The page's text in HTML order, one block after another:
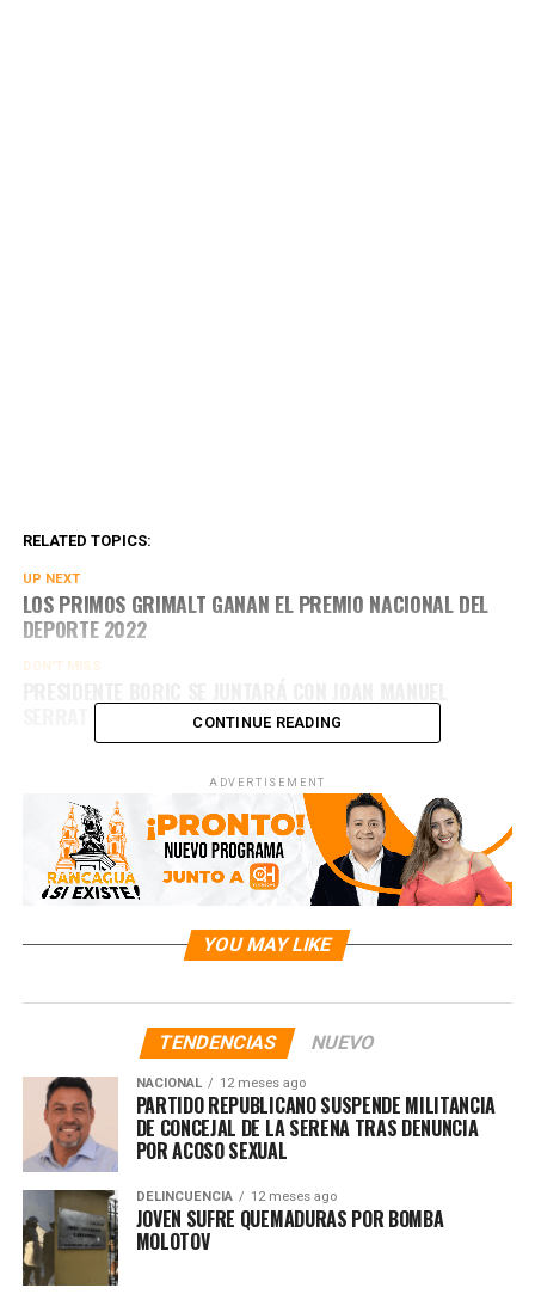
RELATED TOPICS:
UP NEXT
LOS PRIMOS GRIMALT GANAN EL PREMIO NACIONAL DEL
DEPORTE 2022
DON'T MISS
SERRAT EN SU GIRA POR EUROPA
CONTINUE READING
ADVERTISEMENT
YOU MAY LIKE
TENDENCIAS NUEVO
NACIONAL 12 meses ago
PARTIDO REPUBLICANO SUSPENDE MILITANCIA
DE CONCEJAL DE LA SERENA TRAS DENUNCIA
POR ACOSO SEXUAL
DELINCUENCIA 12 meses ago
JOVEN SUFRE QUEMADURAS POR BOMBA
MOLOTOV